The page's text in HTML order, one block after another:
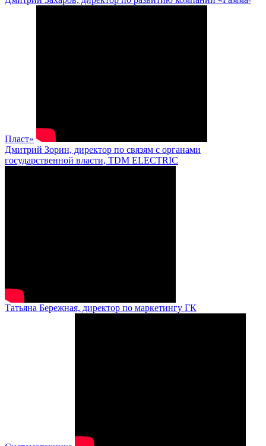
Пласт»
Дмитрий Зорин, директор по связям с органами
государственной власти, TDM ELECTRIC
Татьяна Бережная, директор по маркетингу ГК